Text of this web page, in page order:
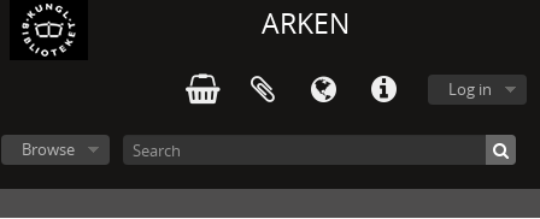
ARKEN
Log in
Browse